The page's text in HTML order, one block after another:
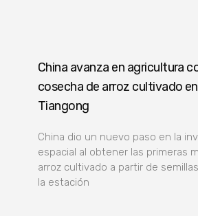
China avanza en agricultura
cosecha de arroz cultivado
Tiangong
China dio un nuevo paso en la
espacial al obtener las primeras
arroz cultivado a partir de
la estación